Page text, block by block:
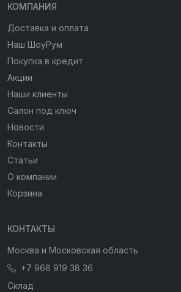
КОМПАНИЯ
Доставка и оплата
Наш ШоуРум
Покупка в кредит
Акции
Наши клиенты
Салон под ключ
Новости
Контакты
Статьи
О компании
Корзина
КОНТАКТЫ
Москва и Московская область
+7 968 919 38 36
Склад